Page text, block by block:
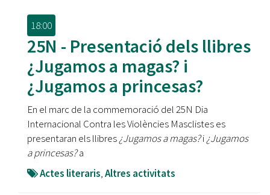
18:00
25N - Presentació dels llibres
¿Jugamos a magas? i
¿Jugamos a princesas?
En el marc de la commemoració del 25N Dia
Internacional Contra les Violències Masclistes es
presentaran els llibres¿Jugamos a magas?i¿Jugamos
a princesas?a
Actes literaris,Altres activitats